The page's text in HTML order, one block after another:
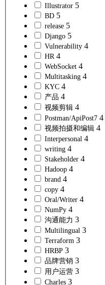
Illustrator 5
BD 5
release 5
Django 5
Vulnerability 4
HR 4
WebSocket 4
Multitasking 4
KYC 4
产品 4
视频剪辑 4
Postman/ApiPost7 4
视频拍摄和编辑 4
Interpersonal 4
writing 4
Stakeholder 4
Hadoop 4
brand 4
copy 4
Oral/Writer 4
NumPy 4
沟通能力 3
Multilingual 3
Terraform 3
HRBP 3
品牌营销 3
用户运营 3
Charles 3